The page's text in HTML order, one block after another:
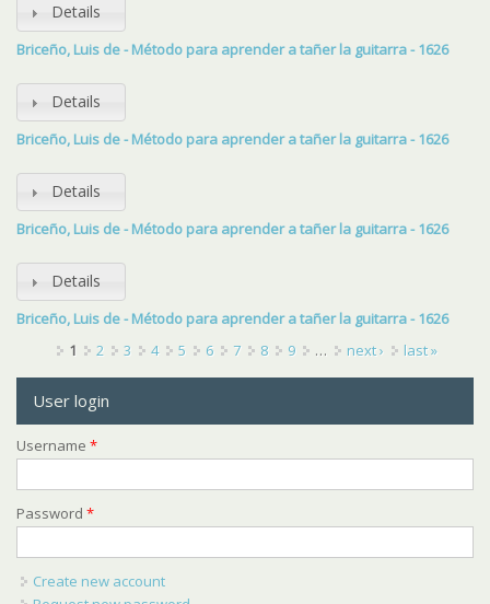
Details
Briceño, Luis de - Método para aprender a tañer la guitarra - 1626
Details
Briceño, Luis de - Método para aprender a tañer la guitarra - 1626
Details
Briceño, Luis de - Método para aprender a tañer la guitarra - 1626
Details
Briceño, Luis de - Método para aprender a tañer la guitarra - 1626
Pages 1 2 3 4 5 6 7 8 9 … next › last »
User login
Username *
Password *
Create new account